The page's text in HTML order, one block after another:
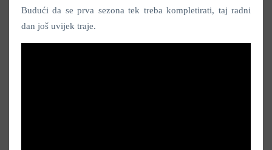
Budući da se prva sezona tek treba kompletirati, taj radni
dan još uvijek traje.